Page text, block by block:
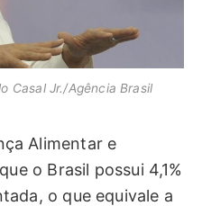
Casal Jr./Agência Brasil
Alimentar e
o Brasil possui 4,1%
o que equivale a